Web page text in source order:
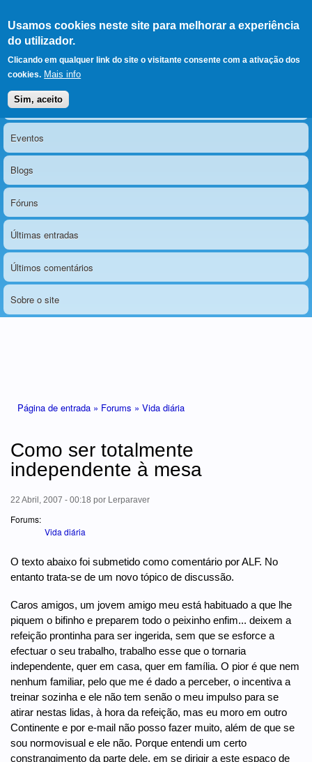
Usamos cookies neste site para melhorar a experiência
do utilizador.
Clicando em qualquer link do site o visitante consente com a ativação dos
cookies. Mais info
Sim, aceito
LERPARAVER , ir para a
página principal
O portal da visão diferente
Menu principal
Notícias
Eventos
Blogs
Fóruns
Últimas entradas
Últimos comentários
Sobre o site
Página de entrada » Forums » Vida diária
Como ser totalmente
independente à mesa
22 Abril, 2007 - 00:18 por Lerparaver
Forums:
Vida diária
O texto abaixo foi submetido como comentário por ALF. No
entanto trata-se de um novo tópico de discussão.
Caros amigos, um jovem amigo meu está habituado a que lhe
piquem o bifinho e preparem todo o peixinho enfim... deixem a
refeição prontinha para ser ingerida, sem que se esforce a
efectuar o seu trabalho, trabalho esse que o tornaria
independente, quer em casa, quer em família. O pior é que nem
nenhum familiar, pelo que me é dado a perceber, o incentiva a
treinar sozinha e ele não tem senão o meu impulso para se
atirar nestas lidas, à hora da refeição, mas eu moro em outro
Continente e por e-mail não posso fazer muito, além de que se
sou normovisual e ele não. Porque entendi um certo
constrangimento da parte dele, em se dirigir a este espaço de